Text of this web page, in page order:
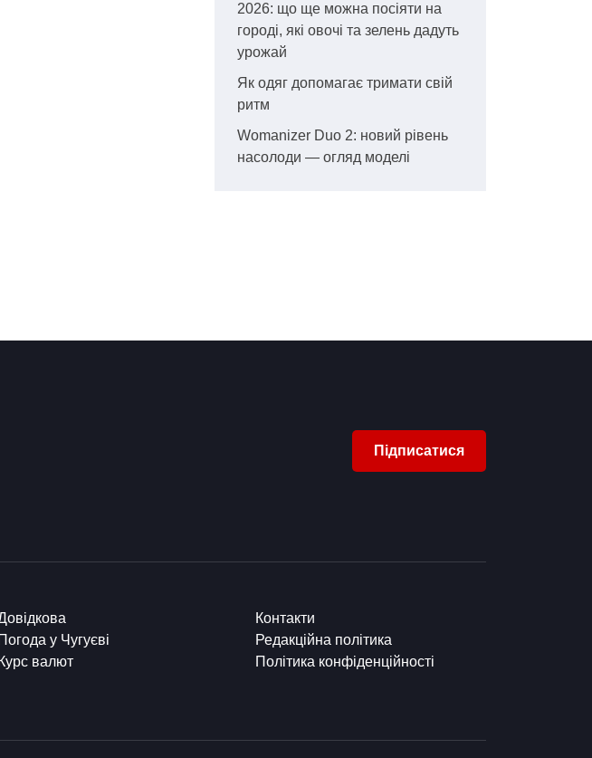
2026: що ще можна посіяти на
городі, які овочі та зелень дадуть
урожай
Як одяг допомагає тримати свій
ритм
Womanizer Duo 2: новий рівень
насолоди — огляд моделі
Підписатися
Погода у Чугуєві
Курс валют
Контакти
Редакційна політика
Політика конфіденційності